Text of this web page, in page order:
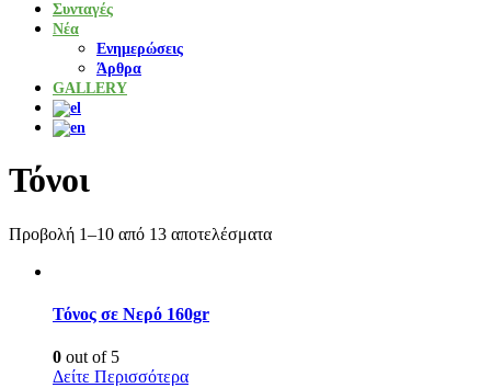
Συνταγές
Νέα
Ενημερώσεις
Άρθρα
GALLERY
Τόνοι
Προβολή 1–10 από 13 αποτελέσματα
Τόνος σε Νερό 160gr
0 out of 5
Δείτε Περισσότερα